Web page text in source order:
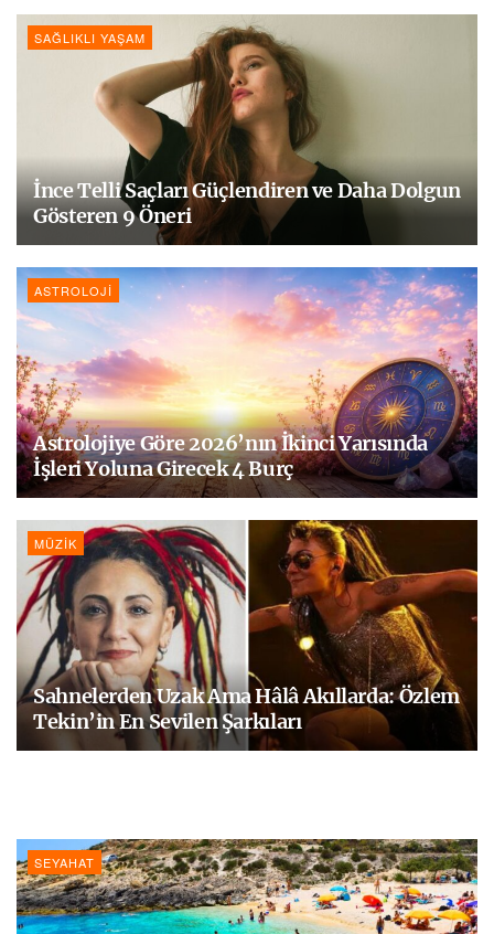
SAĞLIKLI YAŞAM
İnce Telli Saçları Güçlendiren ve Daha Dolgun
Gösteren 9 Öneri
ASTROLOJI
Astrolojiye Göre 2026’nın İkinci Yarısında
İşleri Yoluna Girecek 4 Burç
MÜZIK
Sahnelerden Uzak Ama Hâlâ Akıllarda: Özlem
Tekin’in En Sevilen Şarkıları
SEYAHAT